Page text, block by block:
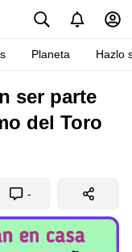
Planeta Hazlo
ser parte
del Toro
-